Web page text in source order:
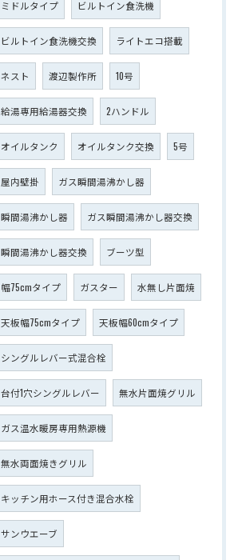
ミドルタイプ ビルトイン食洗機
ビルトイン食洗機交換 ライトエコ搭載
ネスト 渡辺製作所 10号
給湯専用給湯器交換 2ハンドル
オイルタンク オイルタンク交換 5号
屋内壁掛 ガス瞬間湯沸かし器
瞬間湯沸かし器 ガス瞬間湯沸かし器交換
瞬間湯沸かし器交換 ブーツ型
幅75cmタイプ ガスター 水無し片面焼
天板幅75cmタイプ 天板幅60cmタイプ
シングルレバー式混合栓
台付1穴シングルレバー 無水片面焼グリル
ガス温水暖房専用熱源機
無水両面焼きグリル
キッチン用ホース付き混合水栓
サンウエーブ